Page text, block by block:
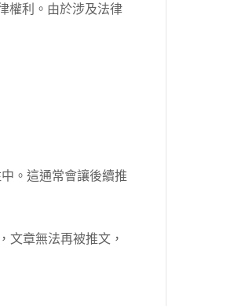
權利。由於涉及法律
。這通常會讓後續推
文章無法再被推文，